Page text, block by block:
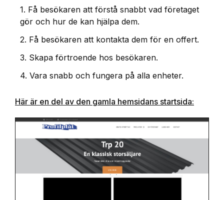
1. Få besökaren att förstå snabbt vad företaget
gör och hur de kan hjälpa dem.
2. Få besökaren att kontakta dem för en offert.
3. Skapa förtroende hos besökaren.
4. Vara snabb och fungera på alla enheter.
Här är en del av den gamla hemsidans startsida: